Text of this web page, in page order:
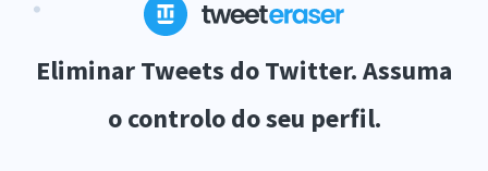
Eliminar Tweets do Twitter. Assuma
o controlo do seu perfil.